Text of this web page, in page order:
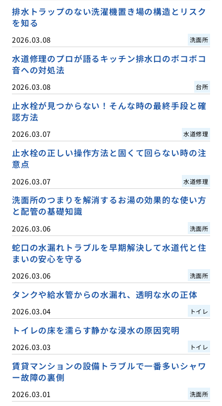
排水トラップのない洗濯機置き場の構造とリスク
を知る
2026.03.08 洗面所
水道修理のプロが語るキッチン排水口のボコボコ
音への対処法
2026.03.08 台所
止水栓が見つからない！そんな時の最終手段と確
認方法
2026.03.07 水道修理
止水栓の正しい操作方法と固くて回らない時の注
意点
2026.03.07 水道修理
洗面所のつまりを解消するお湯の効果的な使い方
と配管の基礎知識
2026.03.06 洗面所
蛇口の水漏れトラブルを早期解決して水道代と住
まいの安心を守る
2026.03.06 洗面所
タンクや給水管からの水漏れ、透明な水の正体
2026.03.04 トイレ
トイレの床を濡らす静かな浸水の原因究明
2026.03.03 トイレ
賃貸マンションの設備トラブルで一番多いシャワ
ー故障の裏側
2026.03.01 洗面所